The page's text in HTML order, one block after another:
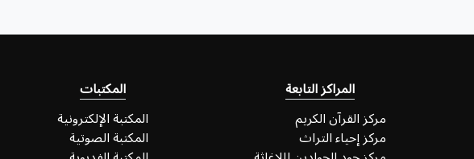
المراكز التابعة
مركز القرآن الكريم
مركز إحياء التراث
المكتبات
المكتبة الإلكترونية
المكتبة الصوتية